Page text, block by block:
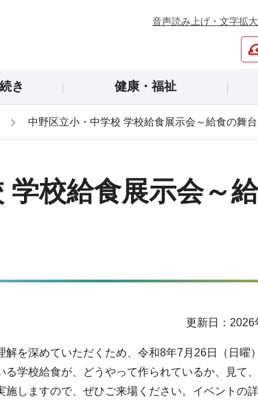
音声読み上げ・文字拡大
き 健康・福祉
中野区立小・中学校 学校給食展示会～給食の舞
学校給食展示会～
更新日：2026
を深めていただくため、令和8年7月26日（日
学校給食が、どうやって作られているか、見て
しますので、ぜひご来場ください。イベントの